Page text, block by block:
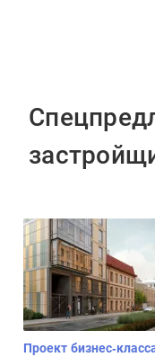
Проект бизнес-